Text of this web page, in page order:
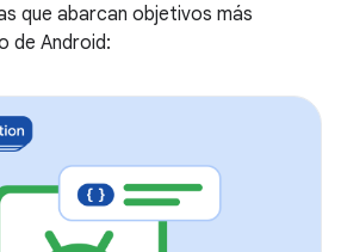
que abarcan objetivos más
de Android: